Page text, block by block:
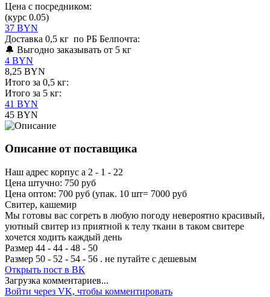
Цена с посредником:
(курс 0.05)
37 BYN
Доставка 0,5 кг по РБ Белпочта:
🔔 Выгодно заказывать от 5 кг
4 BYN
8,25 BYN
Итого за 0,5 кг:
Итого за 5 кг:
41 BYN
45 BYN
Описание от поставщика
Наш адрес корпус а 2 - 1 - 22
Цена штучно: 750 руб
Цена оптом: 700 руб (упак. 10 шт= 7000 руб
Свитер, кашемир
Мы готовы вас согреть в любую погоду невероятно красивый,
уютный свитер из приятной к телу ткани в таком свитере
хочется ходить каждый день
Размер 44 - 44 - 48 - 50
Размер 50 - 52 - 54 - 56 . не путайте с дешeвым
Открыть пост в ВК
Загрузка комментариев...
Войти через VK, чтобы комментировать